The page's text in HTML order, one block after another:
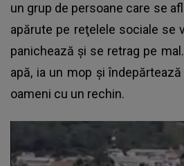
un grup de persoane care se
apărute pe reţelele sociale se
panichează şi se retrag pe
apă, ia un mop şi
oameni cu un rechin.